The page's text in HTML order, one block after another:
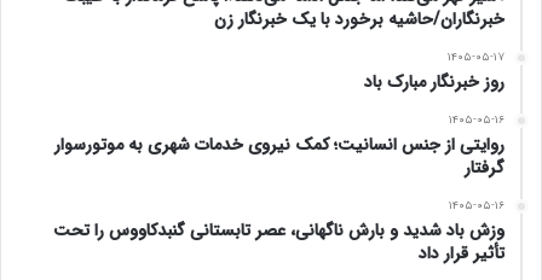
خبرنگاران/حاشیه برخورد با یک خبرنگار زن
۱۴۰۵-۰۵-۱۷
روز خبرنگار مبارک باد
۱۴۰۵-۰۵-۱۶
روایتی از جنس انسانیت؛ کمک نیروی خدمات شهری به موتورسوار
گرفتار
۱۴۰۵-۰۵-۱۶
وزش باد شدید و بارش ناگهانی، عصر تابستانی گنبدکاووس را تحت
تأثیر قرار داد